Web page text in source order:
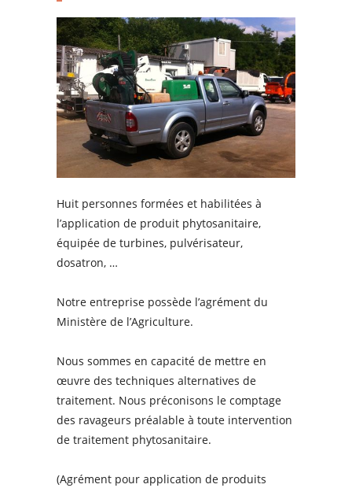
Huit personnes formées et habilitées à
l’application de produit phytosanitaire,
équipée de turbines, pulvérisateur,
dosatron, …
Notre entreprise possède l’agrément du
Ministère de l’Agriculture.
Nous sommes en capacité de mettre en
œuvre des techniques alternatives de
traitement. Nous préconisons le comptage
des ravageurs préalable à toute intervention
de traitement phytosanitaire.
(Agrément pour application de produits